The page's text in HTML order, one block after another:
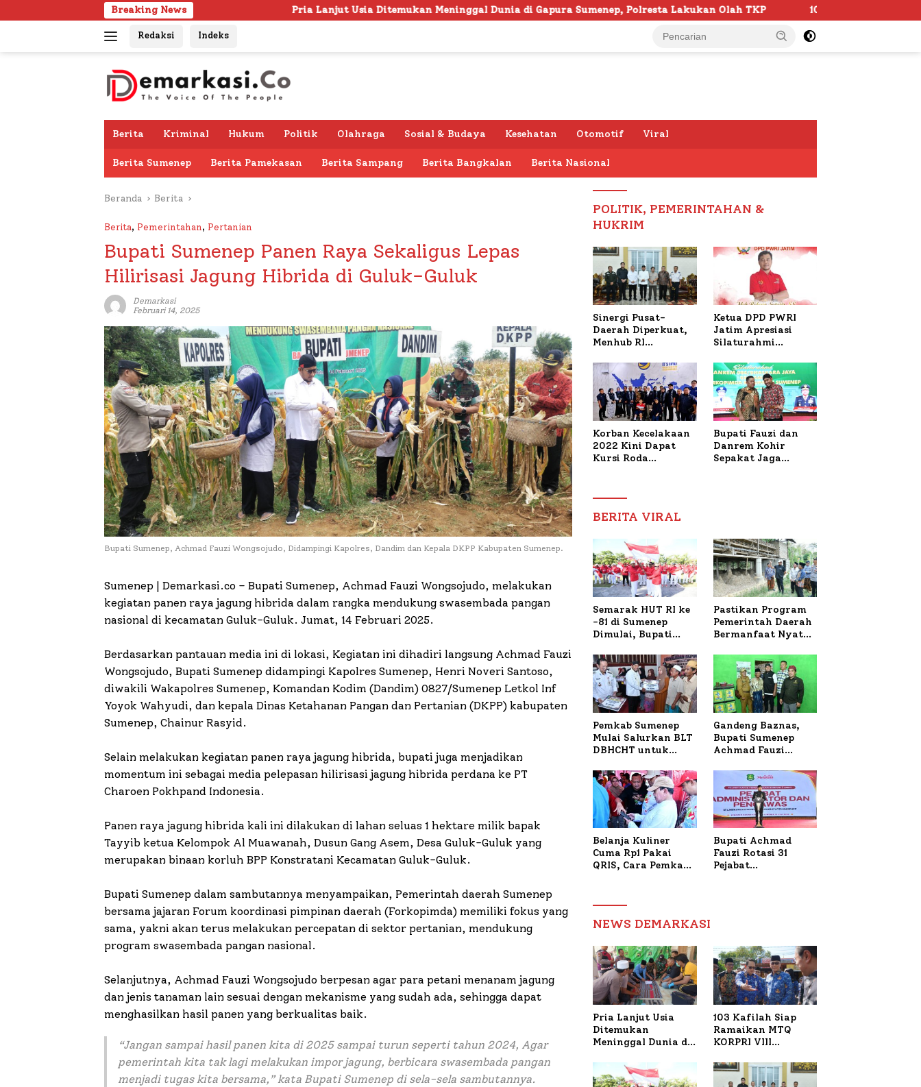
ke
Breaking NewsPria Lanjut Usia Ditemukan Meninggal Dunia di Gapura Sumenep, Polresta Lakukan Olah TKP 103 Kafilah Siap Ramaikan MTQ KORPRI
Redaksi Indeks
Berita Kriminal Hukum Politik Olahraga Sosial & Budaya Kesehatan Otomotif Viral
Berita Sumenep Berita Pamekasan Berita Sampang Berita Bangkalan Berita Nasional
Beranda Berita
Berita, Pemerintahan, Pertanian
Bupati Sumenep Panen Raya Sekaligus Lepas
Hilirisasi Jagung Hibrida di Guluk-Guluk
Demarkasi
Februari 14, 2025
Bupati Sumenep, Achmad Fauzi Wongsojudo, Didampingi Kapolres, Dandim dan Kepala DKPP Kabupaten Sumenep.
Sumenep | Demarkasi.co – Bupati Sumenep, Achmad Fauzi Wongsojudo, melakukan
kegiatan panen raya jagung hibrida dalam rangka mendukung swasembada pangan
nasional di kecamatan Guluk-Guluk. Jumat, 14 Februari 2025.
Berdasarkan pantauan media ini di lokasi, Kegiatan ini dihadiri langsung Achmad Fauzi
Wongsojudo, Bupati Sumenep didampingi Kapolres Sumenep, Henri Noveri Santoso,
diwakili Wakapolres Sumenep, Komandan Kodim (Dandim) 0827/Sumenep Letkol Inf
Yoyok Wahyudi, dan kepala Dinas Ketahanan Pangan dan Pertanian (DKPP) kabupaten
Sumenep, Chainur Rasyid.
Selain melakukan kegiatan panen raya jagung hibrida, bupati juga menjadikan
momentum ini sebagai media pelepasan hilirisasi jagung hibrida perdana ke PT
Charoen Pokhpand Indonesia.
Panen raya jagung hibrida kali ini dilakukan di lahan seluas 1 hektare milik bapak
Tayyib ketua Kelompok Al Muawanah, Dusun Gang Asem, Desa Guluk-Guluk yang
merupakan binaan korluh BPP Konstratani Kecamatan Guluk-Guluk.
Bupati Sumenep dalam sambutannya menyampaikan, Pemerintah daerah Sumenep
bersama jajaran Forum koordinasi pimpinan daerah (Forkopimda) memiliki fokus yang
sama, yakni akan terus melakukan percepatan di sektor pertanian, mendukung
program swasembada pangan nasional.
Selanjutnya, Achmad Fauzi Wongsojudo berpesan agar para petani menanam jagung
dan jenis tanaman lain sesuai dengan mekanisme yang sudah ada, sehingga dapat
menghasilkan hasil panen yang berkualitas baik.
“Jangan sampai hasil panen kita di 2025 sampai turun seperti tahun 2024, Agar
pemerintah kita tak lagi melakukan impor jagung, berbicara swasembada pangan
menjadi tugas kita bersama,” kata Bupati Sumenep di sela-sela sambutannya.
POLITIK, PEMERINTAHAN &
HUKRIM
Sinergi Pusat-
Daerah Diperkuat,
Menhub RI
Sumenep Bahas
Penanganan KM
Mutiara Sentosa II
Ketua DPD PWRI
Jatim Apresiasi
Silaturahmi
dan PWRI, Sebut
Kemitraan Ideal
Polri-Pers
Korban Kecelakaan
2022 Kini Dapat
Kursi Roda
Komitmen
Pengobatan Nabil
Bupati Fauzi dan
Danrem Kohir
Sepakat Jaga
BERITA VIRAL
Semarak HUT RI ke
-81 di Sumenep
Dimulai, Bupati
Doa untuk Korban
Kapal Terbakar
Pastikan Program
Pemerintah Daerah
Bermanfaat Nyata
Bupati Sumenep
Tinjau Langsung
Budidaya Lele dan
Ayam Petelur di
Desa Bataal Timur
Pemkab Sumenep
Mulai Salurkan BLT
DBHCHT untuk
Tani Tembakau
Gandeng Baznas,
Bupati Sumenep
Achmad Fauzi
Serahkan Bantuan
Bedah RTLH di Dua
Kecamatan
Belanja Kuliner
Cuma Rp1 Pakai
QRIS, Cara Pemkab
Bupati Achmad
Fauzi Rotasi 31
Pejabat
NEWS DEMARKASI
Pria Lanjut Usia
Ditemukan
Meninggal Dunia di
Polresta Lakukan
Olah TKP
103 Kafilah Siap
Ramaikan MTQ
KORPRI VIII
1.024 Peserta
Terdaftar